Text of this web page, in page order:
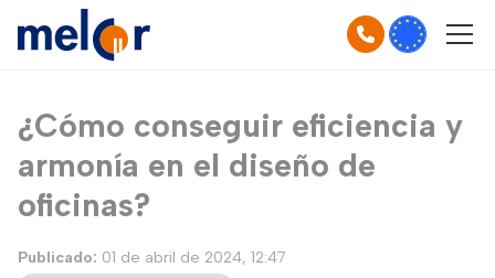
¿Cómo conseguir eficiencia y
armonía en el diseño de
oficinas?
Publicado: 01 de abril de 2024, 12:47